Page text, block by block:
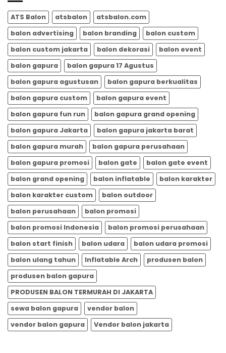
dari
ATSBALON.COM
ATS Balon atsbalon
atsbalon.com
balon advertising
balon branding
balon custom
balon custom jakarta
balon dekorasi
balon event
balon gapura
balon gapura 17 Agustus
balon gapura agustusan
balon gapura berkualitas
balon gapura custom
balon gapura event
balon gapura fun run
balon gapura grand opening
balon gapura Jakarta
balon gapura jakarta barat
balon gapura murah
balon gapura perusahaan
balon gapura promosi
balon gate
balon gate event
balon grand opening
balon inflatable
balon karakter
balon karakter custom
balon outdoor
balon perusahaan
balon promosi
balon promosi Indonesia
balon promosi perusahaan
balon start finish
balon udara
balon udara promosi
balon ulang tahun
Inflatable Arch
produsen balon
produsen balon gapura
PRODUSEN BALON TERMURAH DI JAKARTA
sewa balon gapura
vendor balon
vendor balon gapura
Vendor balon jakarta